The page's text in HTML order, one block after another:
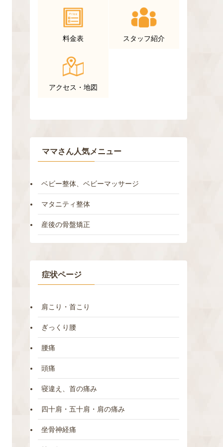
料金表 スタッフ紹介
アクセス・地図
ママさん人気メニュー
ベビー整体、ベビーマッサージ
マタニティ整体
産後の骨盤矯正
症状ページ
肩こり・首こり
ぎっくり腰
腰痛
頭痛
寝違え、首の痛み
四十肩・五十肩・肩の痛み
坐骨神経痛